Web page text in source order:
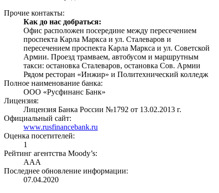
Прочие контакты:
Как до нас добраться:
Офис расположен посередине между пересечением
проспекта Карла Маркса и ул. Сталеваров и
пересечением проспекта Карла Маркса и ул. Советской
Армии. Проезд трамваем, автобусом и маршрутным
такси: остановка Сталеваров, остановка Сов. Армии
Рядом ресторан «Инжир» и Политехнический колледж
Полное наименование банка:
ООО «Русфинанс Банк»
Лицензия:
Лицензия Банка России №1792 от 13.02.2013 г.
Официальный сайт:
www.rusfinancebank.ru
Оценка посетителей:
1
Рейтинг агентства Moody’s:
AAA
Последнее обновление информации:
07.04.2020